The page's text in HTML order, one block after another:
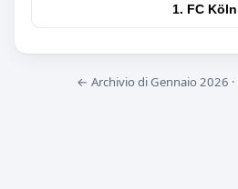
1. FC Köln
← Archivio di Gennaio 2026 ·